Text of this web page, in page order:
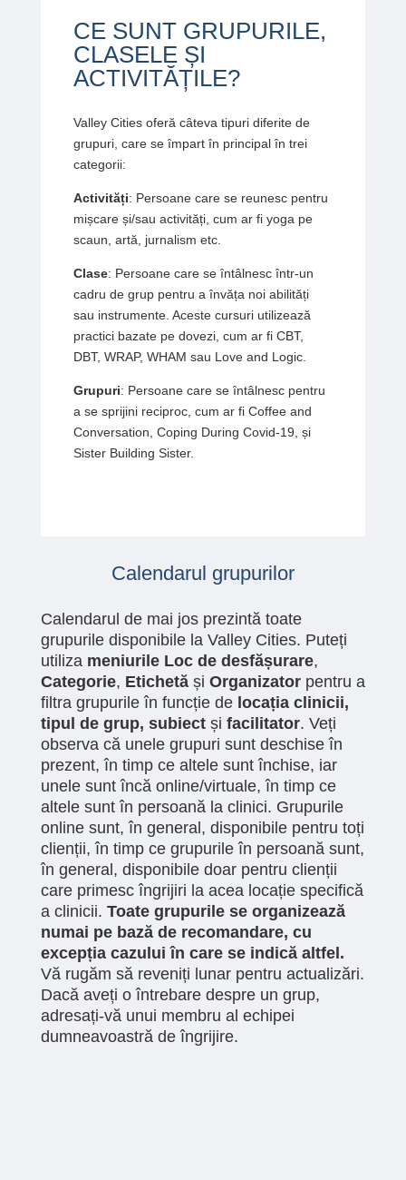
CE SUNT GRUPURILE,
CLASELE ȘI
ACTIVITĂȚILE?
Valley Cities oferă câteva tipuri diferite de
grupuri, care se împart în principal în trei
categorii:
Activități: Persoane care se reunesc pentru
mișcare și/sau activități, cum ar fi yoga pe
scaun, artă, jurnalism etc.
Clase: Persoane care se întâlnesc într-un
cadru de grup pentru a învăța noi abilități
sau instrumente. Aceste cursuri utilizează
practici bazate pe dovezi, cum ar fi CBT,
DBT, WRAP, WHAM sau Love and Logic.
Grupuri: Persoane care se întâlnesc pentru
a se sprijini reciproc, cum ar fi Coffee and
Conversation, Coping During Covid-19, și
Sister Building Sister.
Calendarul grupurilor
Calendarul de mai jos prezintă toate
grupurile disponibile la Valley Cities. Puteți
utiliza meniurile Loc de desfășurare,
Categorie, Etichetăși Organizatorpentru a
filtra grupurile în funcție de locația clinicii,
tipul de grup, subiectși facilitator. Veți
observa că unele grupuri sunt deschise în
prezent, în timp ce altele sunt închise, iar
unele sunt încă online/virtuale, în timp ce
altele sunt în persoană la clinici. Grupurile
online sunt, în general, disponibile pentru toți
clienții, în timp ce grupurile în persoană sunt,
în general, disponibile doar pentru clienții
care primesc îngrijiri la acea locație specifică
a clinicii. Toate grupurile se organizează
numai pe bază de recomandare, cu
excepția cazului în care se indică altfel.
Vă rugăm să reveniți lunar pentru actualizări.
Dacă aveți o întrebare despre un grup,
adresați-vă unui membru al echipei
dumneavoastră de îngrijire.